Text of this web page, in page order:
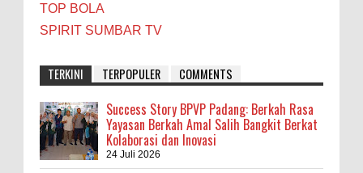
TOP BOLA
SPIRIT SUMBAR TV
TERKINI TERPOPULER COMMENTS
Success Story BPVP Padang: Berkah Rasa
Yayasan Berkah Amal Salih Bangkit Berkat
Kolaborasi dan Inovasi
24 Juli 2026